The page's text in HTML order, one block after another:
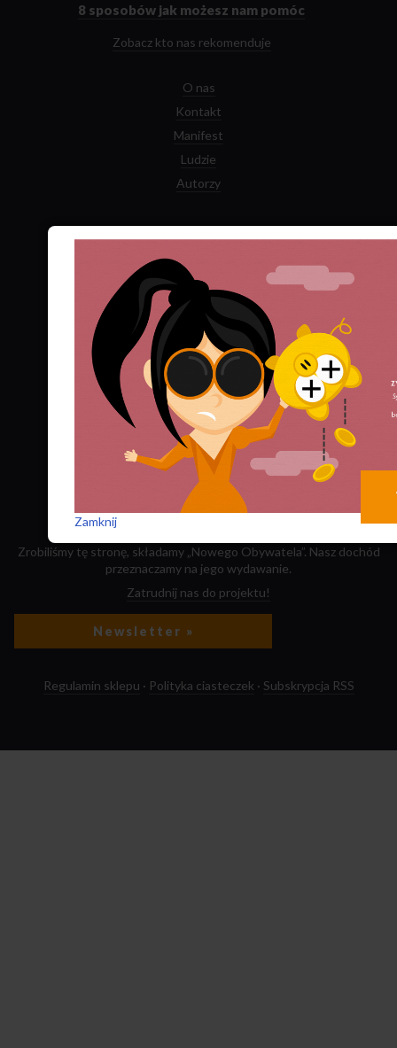
8 sposobów jak możesz nam pomóc
Zobacz kto nas rekomenduje
O nas
Kontakt
Manifest
Ludzie
Autorzy
Logowanie dla Prenumeratorów
Numery archiwalne
Najnowszy numer kwartalnika
Najnowsza książka
Facebook
Twitter
YouTube
Zrobiliśmy tę stronę, składamy „Nowego Obywatela”. Nasz dochód
przeznaczamy na jego wydawanie.
Zatrudnij nas do projektu!
Newsletter »
Regulamin sklepu · Polityka ciasteczek · Subskrypcja RSS
Zamknij